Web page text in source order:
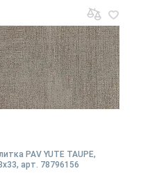
PAV YUTE TAUPE,
арт. 78796156